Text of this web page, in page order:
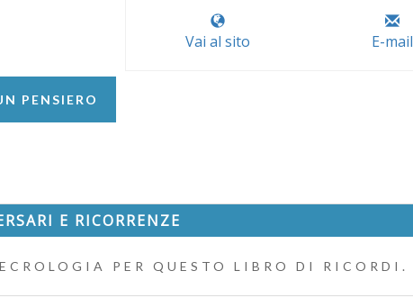
Vai al sito E-mail
PENSIERO
E RICORRENZE
PER QUESTO LIBRO DI RICORDI.